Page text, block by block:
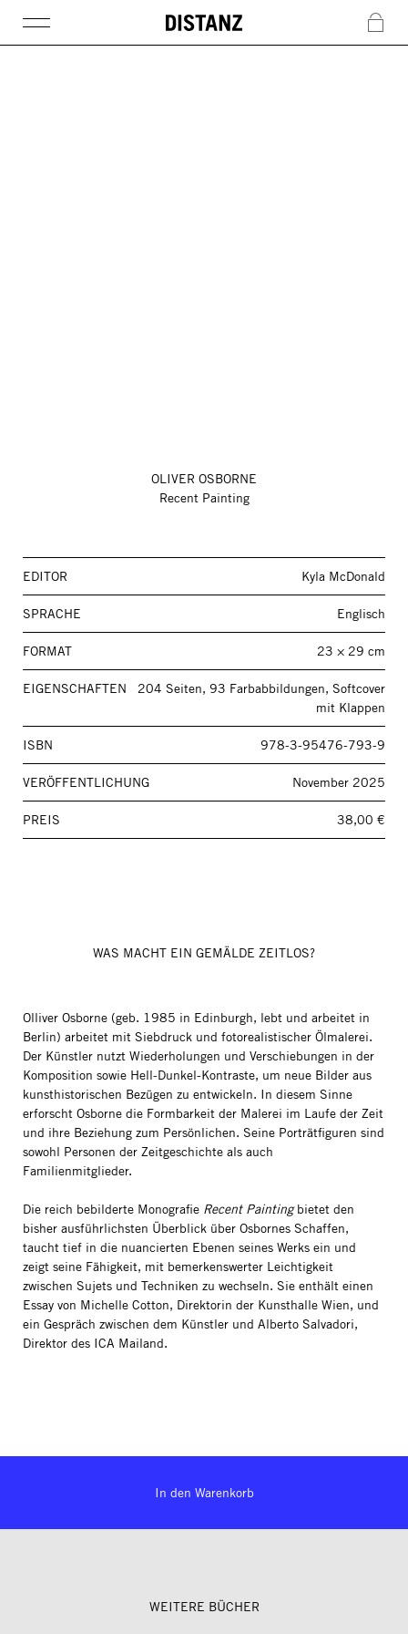
c
OLIVER OSBORNE
Recent Painting
EDITOR Kyla McDonald
SPRACHE Englisch
FORMAT 23 × 29 cm
EIGENSCHAFTEN
204 Seiten, 93 Farbabbildungen, Softcover
mit Klappen
ISBN 978-3-95476-793-9
VERÖFFENTLICHUNG November 2025
PREIS 38,00 €
WAS MACHT EIN GEMÄLDE ZEITLOS?
Olliver Osborne (geb. 1985 in Edinburgh, lebt und arbeitet in
Berlin) arbeitet mit Siebdruck und fotorealistischer Ölmalerei.
Der Künstler nutzt Wiederholungen und Verschiebungen in der
Komposition sowie Hell-Dunkel-Kontraste, um neue Bilder aus
kunsthistorischen Bezügen zu entwickeln. In diesem Sinne
erforscht Osborne die Formbarkeit der Malerei im Laufe der Zeit
und ihre Beziehung zum Persönlichen. Seine Porträtfiguren sind
sowohl Personen der Zeitgeschichte als auch
Familienmitglieder.
Die reich bebilderte Monografie Recent Paintingbietet den
bisher ausführlichsten Überblick über Osbornes Schaffen,
taucht tief in die nuancierten Ebenen seines Werks ein und
zeigt seine Fähigkeit, mit bemerkenswerter Leichtigkeit
zwischen Sujets und Techniken zu wechseln. Sie enthält einen
Essay von Michelle Cotton, Direktorin der Kunsthalle Wien, und
ein Gespräch zwischen dem Künstler und Alberto Salvadori,
Direktor des ICA Mailand.
In den Warenkorb
WEITERE BÜCHER